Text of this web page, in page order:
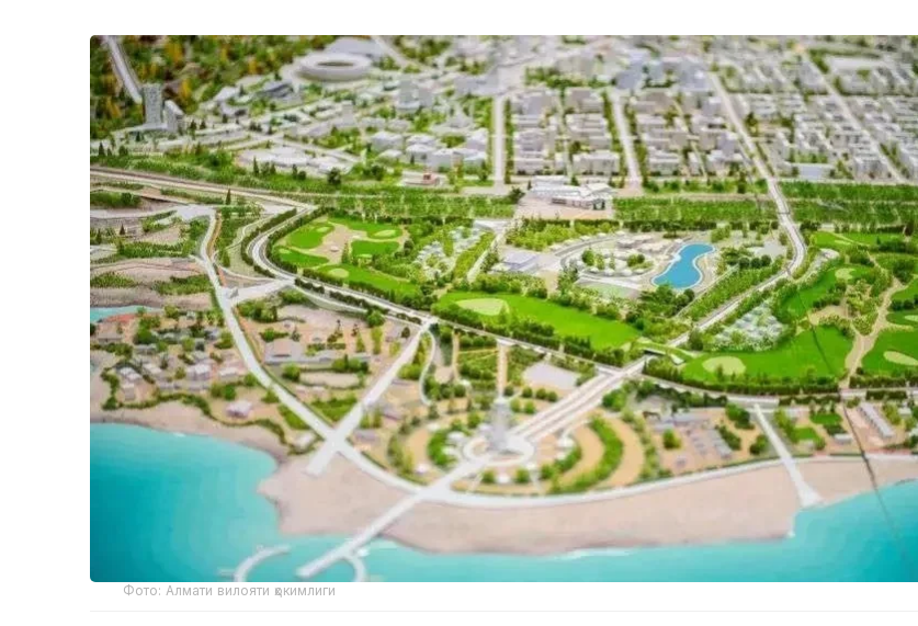
Фото: Алмати вилояти ҳокимлиги